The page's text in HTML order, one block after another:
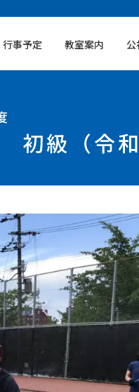
行事予定 教室案内
級（令和